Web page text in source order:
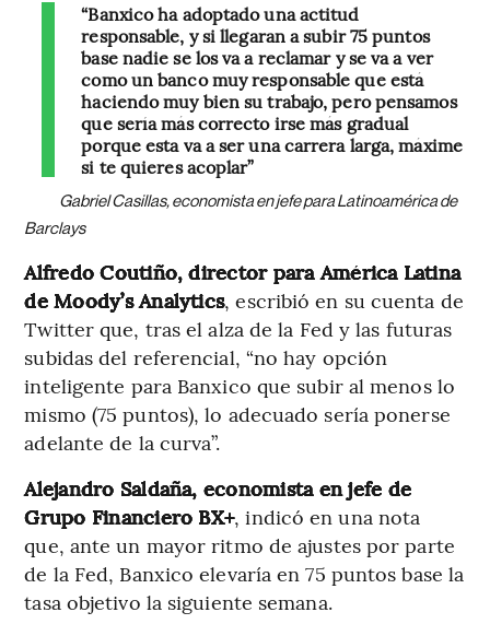
“Banxico ha adoptado una actitud
responsable, y si llegaran a subir 75 puntos
base nadie se los va a reclamar y se va a ver
como un banco muy responsable que está
haciendo muy bien su trabajo, pero pensamos
que sería más correcto irse más gradual
porque esta va a ser una carrera larga, máxime
si te quieres acoplar”
Gabriel Casillas, economista en jefe para Latinoamérica de
Barclays
Alfredo Coutiño, director para América Latina
de Moody’s Analytics, escribió en su cuenta de
Twitter que, tras el alza de la Fed y las futuras
subidas del referencial, “no hay opción
inteligente para Banxico que subir al menos lo
mismo (75 puntos), lo adecuado sería ponerse
adelante de la curva”.
Alejandro Saldaña, economista en jefe de
Grupo Financiero BX+, indicó en una nota
que, ante un mayor ritmo de ajustes por parte
de la Fed, Banxico elevaría en 75 puntos base la
tasa objetivo la siguiente semana.